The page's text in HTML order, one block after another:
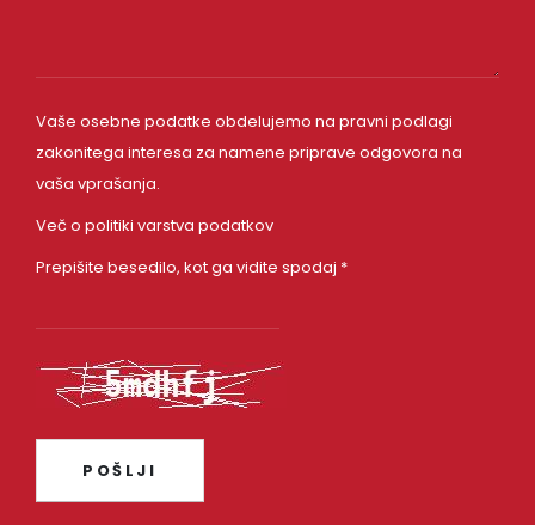
Vaše osebne podatke obdelujemo na pravni podlagi
zakonitega interesa za namene priprave odgovora na
vaša vprašanja.
Več o politiki varstva podatkov
Prepišite besedilo, kot ga vidite spodaj *